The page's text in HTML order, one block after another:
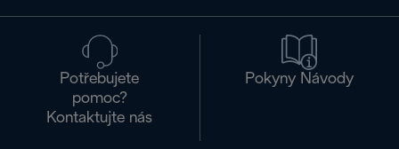
Potřebujete
pomoc?
Kontaktujte nás
Pokyny Návody